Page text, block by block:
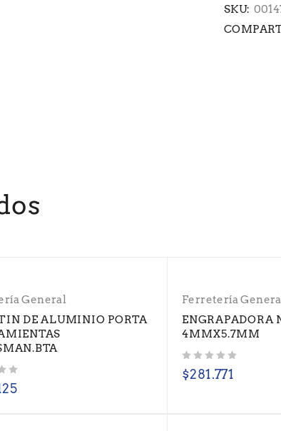
SKU:
General
DE ALUMINIO PORTA
Ferretería
ENGRAPADORA
4MMX5.7MM
$281.771